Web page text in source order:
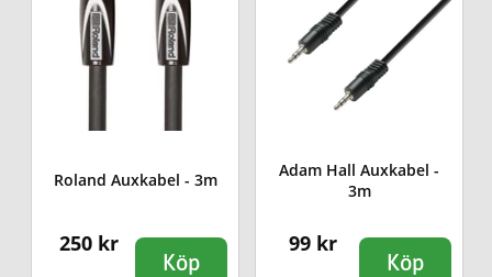
Roland Auxkabel - 3m
250 kr
Köp
Adam Hall Auxkabel -
3m
99 kr
Köp